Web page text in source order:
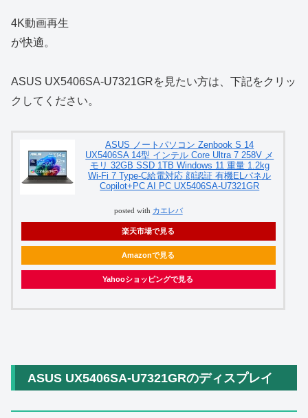
4K動画再生
が快適。
ASUS UX5406SA-U7321GRを見たい方は、下記をクリッ
クしてください。
ASUS ノートパソコン Zenbook S 14
UX5406SA 14型 インテル Core Ultra 7 258V メ
モリ 32GB SSD 1TB Windows 11 重量 1.2kg
Wi-Fi 7 Type-C給電対応 顔認証 有機ELパネル
Copilot+PC AI PC UX5406SA-U7321GR
posted with カエレバ
楽天市場で見る
Amazonで見る
Yahooショッピングで見る
ASUS UX5406SA-U7321GRのディスプレイ